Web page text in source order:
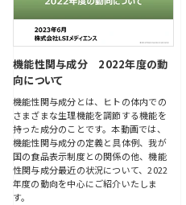
機能性関与成分 2022年度の動
向について
機能性関与成分とは、ヒトの体内での
さまざまな生理機能を調節する機能を
持った成分のことです。本動画では、
機能性関与成分の定義と具体例、我が
国の食品表示制度との関係の他、機能
性関与成分最近の状況について、2022
年度の動向を中心にご紹介いたしま
す。